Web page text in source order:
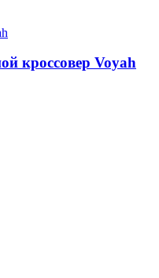
кроссовер Voyah